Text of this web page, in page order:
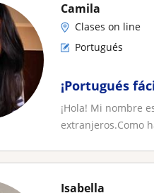
Camila
Clases on line
Portugués
¡Portugués
¡Hola! Mi nombre
extranjeros.Como
Isabella